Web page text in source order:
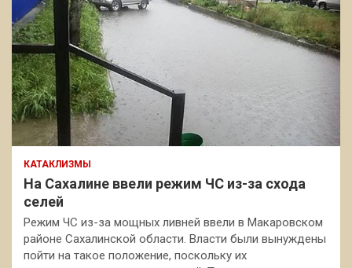
КАТАКЛИЗМЫ
На Сахалине ввели режим ЧС из-за схода
селей
Режим ЧС из-за мощных ливней ввели в Макаровском
районе Сахалинской области. Власти были вынуждены
пойти на такое положение, поскольку их